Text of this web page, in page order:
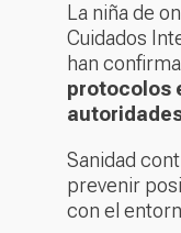
La niña de
Cuidados
han
protocolos
Sanidad
prevenir
con el